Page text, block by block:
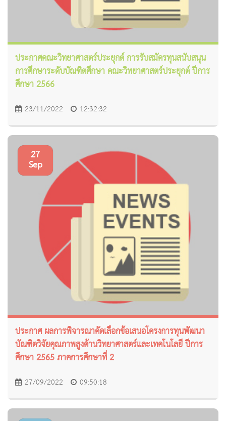
ประกาศคณะวิทยาศาสตร์ประยุกต์ การรับสมัครทุนสนับสนุน
การศึกษาระดับบัณฑิตศึกษา คณะวิทยาศาสตร์ประยุกต์ ปีการ
ศึกษา 2566
23/11/2022 12:32:32
27
Sep
ประกาศ ผลการพิจารณาคัดเลือกข้อเสนอโครงการทุนพัฒนา
บัณฑิตวิจัยคุณภาพสูงด้านวิทยาศาสตร์และเทคโนโลยี ปีการ
ศึกษา 2565 ภาคการศึกษาที่ 2
27/09/2022 09:50:18